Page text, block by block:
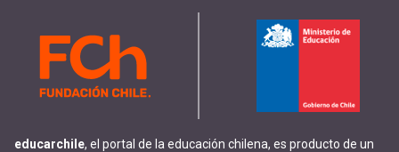
educarchile, el portal de la educación chilena, es producto de un